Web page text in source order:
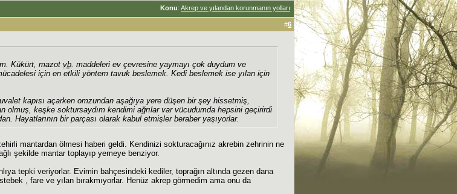
Konu: Akrep ve yılandan korunmanın yolları
#6
Kükürt, mazotvb. maddeleri ev çevresine yaymayı çok duydum ve
için en etkili yöntem tavuk beslemek. Kedi beslemek ise yılan için
kapısı açarken omzundan aşağıya yere düşen bir şey hissetmiş,
olmuş, keşke soktursaydım kendimi ağrılar var vücudumda hepsini geçirirdi
Hayatlarının bir parçası olarak kabul etmişler beraber yaşıyorlar.
mantardan ölmesi haberi geldi. Kendinizi sokturacağınız akrebin zehrinin ne
şekilde mantar toplayıp yemeye benziyor.
tepki veriyorlar. Evimin bahçesindeki kediler, toprağın altında gezen dana
, fare ve yılan bırakmıyorlar. Henüz akrep görmedim ama onu da